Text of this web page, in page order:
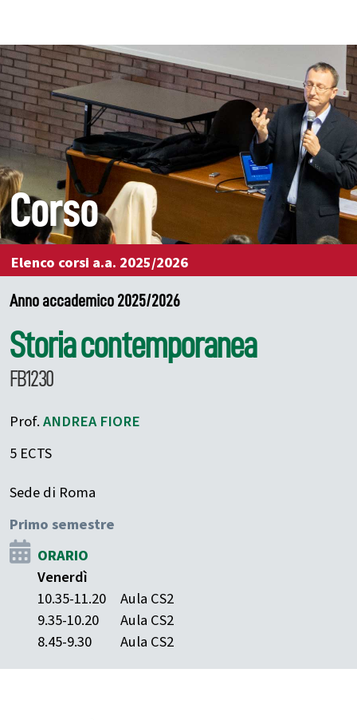
Corso
Elenco corsi a.a. 2025/2026
Anno accademico 2025/2026
Storia contemporanea
FB1230
Prof.ANDREA FIORE
5 ECTS
Sede di Roma
Primo semestre
ORARIO
Venerdì
10.35-11.20
Aula CS2
9.35-10.20
Aula CS2
8.45-9.30
Aula CS2